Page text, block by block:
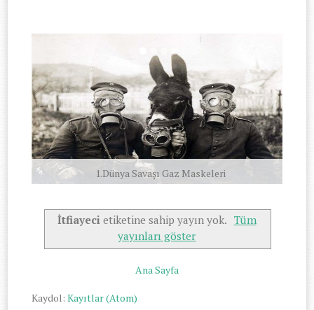
1.Dünya Savaşı Gaz Maskeleri
İtfiayeci etiketine sahip yayın yok. Tüm
yayınları göster
Ana Sayfa
Kaydol:Kayıtlar (Atom)